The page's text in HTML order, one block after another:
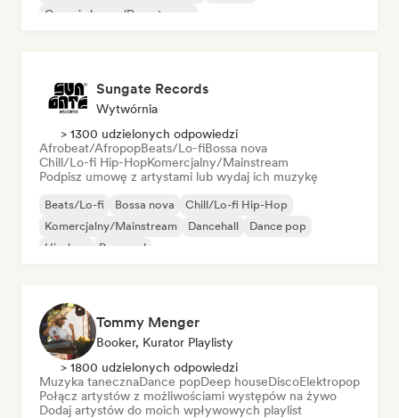
Organic house/Downtempo
Sungate Records
Wytwórnia
> 1300 udzielonych odpowiedzi
Afrobeat/AfropopBeats/Lo-fiBossa nova
Chill/Lo-fi Hip-HopKomercjalny/Mainstream
Podpisz umowę z artystami lub wydaj ich muzykę
Beats/Lo-fi Bossa nova
Chill/Lo-fi Hip-Hop
Komercjalny/Mainstream
Dancehall
Dance pop
Hip-hop
Pop-soul
Tommy Menger
Booker, Kurator Playlisty
> 1800 udzielonych odpowiedzi
Muzyka tanecznaDance popDeep houseDiscoElektropop
Połącz artystów z możliwościami występów na żywo
Dodaj artystów do moich wpływowych playlist